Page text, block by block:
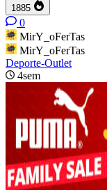
1885
0
MirY_oFerTas
MirY_oFerTas
Deporte-Outlet
4sem